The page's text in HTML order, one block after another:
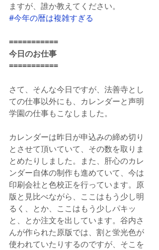
ますが、誰か教えてください。
#今年の暦は複雑すぎる
===========
今日のお仕事
===========
さて、そんな今日ですが、法善寺とし
ての仕事以外にも、カレンダーと声明
学園の仕事もこなしました。
カレンダーは昨日が申込みの締め切り
とさせて頂いていて、その数を取りま
とめたりしました。また、肝心のカレ
ンダー自体の制作も進めていて、今は
印刷会社と色校正を行っています。原
版と見比べながら、ここはもう少し明
るく、とか、ここはもう少しパキッ
と、とか注文を出しています。谷内さ
んが作られた原版では、割と蛍光色が
使われていたりするのですが、そこを